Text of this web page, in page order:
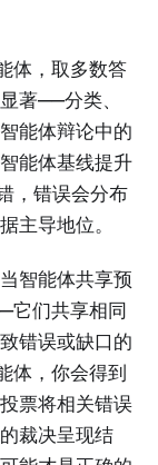
体，取多数答
著——分类、
能体辩论中的
能体基线提升
，错误会分布
主导地位。
智能体共享预
它们共享相同
错误或缺口的
体，你会得到
票将相关错误
裁决呈现结